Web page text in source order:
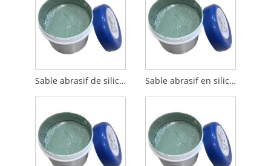
Sable abrasif de silicium vert de 280 mailles Sable abrasif en silicone vert 600 mailles